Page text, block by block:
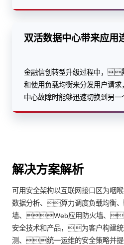
双活数据中心带来应用
金融信创转型升级过程中，
和使用负载均衡来分发用户请
中心故障时能够迅速切换到
解决方案解析
可用安全架构以互联网接口区为
数据分析、算力调度负载均
墙、Web应用防火墙、
安全技术和产品，为客户构建
测、统一运维的安全策略并提